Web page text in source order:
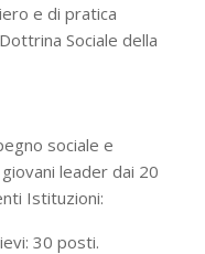
e di pratica
Sociale della
sociale e
leader dai 20
Istituzioni:
30 posti.